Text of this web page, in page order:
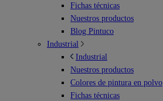
Fichas técnicas
Nuestros productos
Blog Pintuco
Industrial
Industrial
Nuestros productos
Colores de pintura en polvo
Fichas técnicas